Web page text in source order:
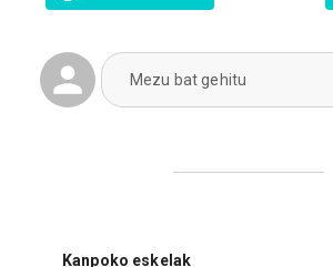
Mezu bat gehitu
Kanpoko eskelak